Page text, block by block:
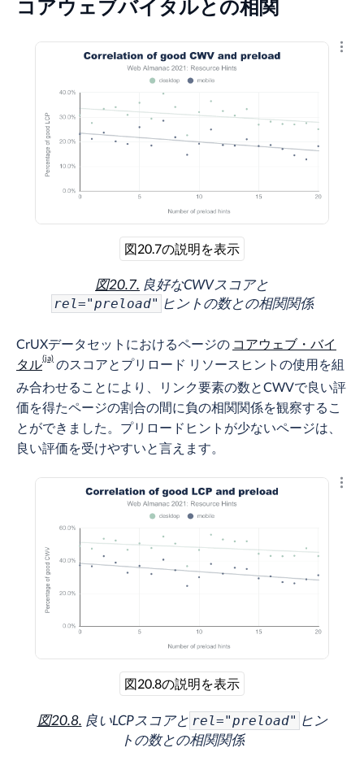
コアウェブバイタルとの相関
結
図20.7の説明を表示
図20.7. 良好なCWVスコアと
rel="preload" ヒントの数との相関関係
CrUXデータセットにおけるページの コアウェブ・バイ
タル
のスコアとプリロード リソースヒントの使用を組
み合わせることにより、リンク要素の数とCWVで良い評
価を得たページの割合の間に負の相関関係を観察するこ
とができました。プリロードヒントが少ないページは、
良い評価を受けやすいと言えます。
結
図20.8の説明を表示
図20.8. 良いLCPスコアと rel="preload" ヒン
トの数との相関関係